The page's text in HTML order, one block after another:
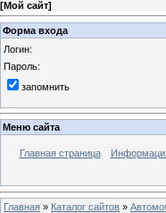
[Мой сайт]
Форма входа
Логин:
Пароль:
запомнить
Меню сайта
Главная страница
Главная » Каталог сайтов »